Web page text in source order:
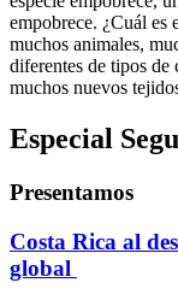
empobrece. ¿Cuál es
muchos animales,
diferentes de tipos de
muchos nuevos
Especial
Presentamos
Costa Rica al
global